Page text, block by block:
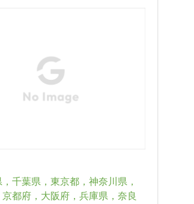
千葉県，東京都，神奈川県，
都府，大阪府，兵庫県，奈良